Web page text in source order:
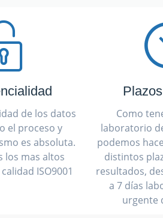
de los datos
el proceso y
es absoluta.
los mas altos
ISO9001
Como
laboratorio
podemos
distintos
resultados,
a 7 días
urgente